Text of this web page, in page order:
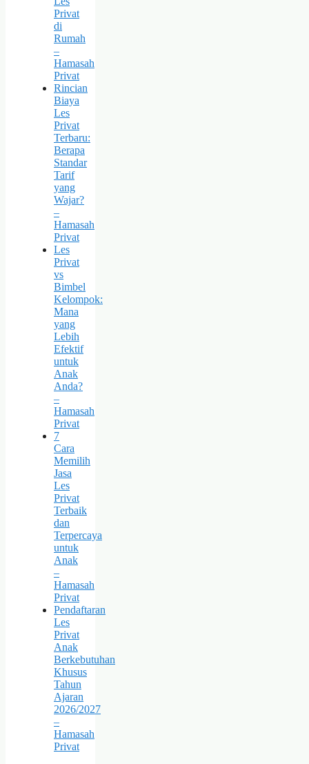
Privat
di
Rumah
–
Hamasah
Privat
Rincian
Biaya
Les
Privat
Terbaru:
Berapa
Standar
Tarif
yang
Wajar?
–
Hamasah
Privat
Les
Privat
vs
Bimbel
Kelompok:
Mana
yang
Lebih
Efektif
untuk
Anak
Anda?
–
Hamasah
Privat
7
Cara
Memilih
Jasa
Les
Privat
Terbaik
dan
Terpercaya
untuk
Anak
–
Hamasah
Privat
Pendaftaran
Les
Privat
Anak
Berkebutuhan
Khusus
Tahun
Ajaran
2026/2027
–
Hamasah
Privat